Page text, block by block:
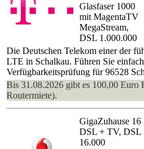
Glasfaser 1000
mit MagentaTV
MegaStream,
DSL 1.000.000
Die Deutschen Telekom einer der
LTE in Schalkau. Führen Sie
Verfügbarkeitsprüfung für 96528
Bis 31.08.2026 gibt es 100,00 Euro
Routermiete).
GigaZuhause 16
DSL + TV, DSL
16.000